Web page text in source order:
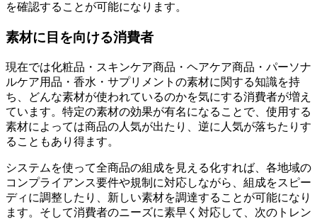
を確認することが可能になります。
素材に目を向ける消費者
現在では化粧品・スキンケア商品・ヘアケア商品・パーソナ
ルケア用品・香水・サプリメントの素材に関する知識を持
ち、どんな素材が使われているのかを気にする消費者が増え
ています。特定の素材の効果が有名になることで、使用する
素材によっては商品の人気が出たり、逆に人気が落ちたりす
ることもあり得ます。
システムを使って全商品の組成を見える化すれば、各地域の
コンプライアンス要件や規制に対応しながら、組成をスピー
ディに調整したり、新しい素材を調達することが可能になり
ます。そして消費者のニーズに素早く対応して、次のトレン